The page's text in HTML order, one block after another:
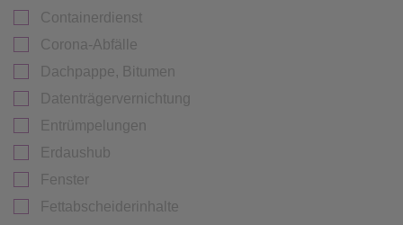
Containerdienst
Corona-Abfälle
Dachpappe, Bitumen
Datenträgervernichtung
Entrümpelungen
Erdaushub
Fenster
Fettabscheiderinhalte